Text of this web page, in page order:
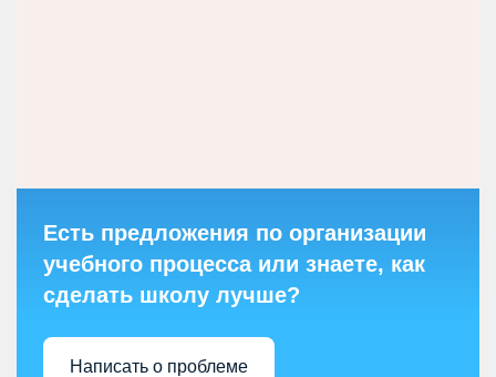
Есть предложения по организации
учебного процесса или знаете, как
сделать школу лучше?
Написать о проблеме